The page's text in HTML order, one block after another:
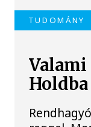
TUDOMÁNY